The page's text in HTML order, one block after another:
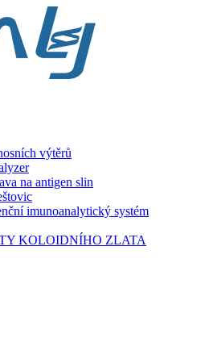
výtěrů
na antigen slin
imunoanalytický systém
KOLOIDNÍHO ZLATA